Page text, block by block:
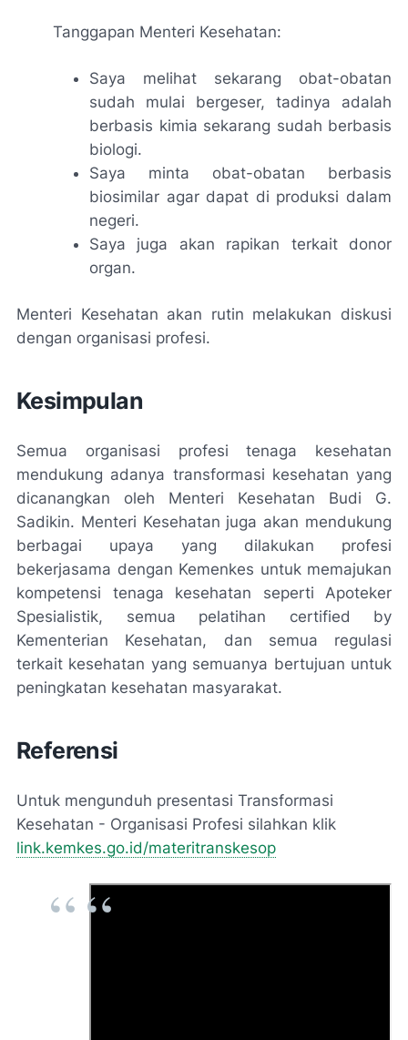
Tanggapan Menteri Kesehatan:
Saya melihat sekarang obat-obatan
sudah mulai bergeser, tadinya adalah
berbasis kimia sekarang sudah berbasis
biologi.
Saya minta obat-obatan berbasis
biosimilar agar dapat di produksi dalam
negeri.
Saya juga akan rapikan terkait donor
organ.
Menteri Kesehatan akan rutin melakukan diskusi
dengan organisasi profesi.
Kesimpulan
Semua organisasi profesi tenaga kesehatan
mendukung adanya transformasi kesehatan yang
dicanangkan oleh Menteri Kesehatan Budi G.
Sadikin. Menteri Kesehatan juga akan mendukung
berbagai upaya yang dilakukan profesi
bekerjasama dengan Kemenkes untuk memajukan
kompetensi tenaga kesehatan seperti Apoteker
Spesialistik, semua pelatihan certified by
Kementerian Kesehatan, dan semua regulasi
terkait kesehatan yang semuanya bertujuan untuk
peningkatan kesehatan masyarakat.
Referensi
Untuk mengunduh presentasi Transformasi
Kesehatan - Organisasi Profesi silahkan klik
link.kemkes.go.id/materitranskesop